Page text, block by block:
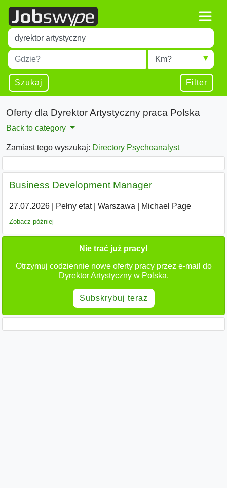
Title
Type 1 or more characters for results.
Miejscowość
Type 1 or more characters for results.
Radius
Szukaj Filter
Oferty dla Dyrektor Artystyczny praca Polska
Back to category
Zamiast tego wyszukaj: Directory Psychoanalyst
Business Development Manager
27.07.2026| Pełny etat| Warszawa Michael Page
Zobacz później
Nie trać już pracy!
Otrzymuj codziennie nowe oferty pracy przez e-mail do
Dyrektor Artystyczny w Polska.
Subskrybuj teraz